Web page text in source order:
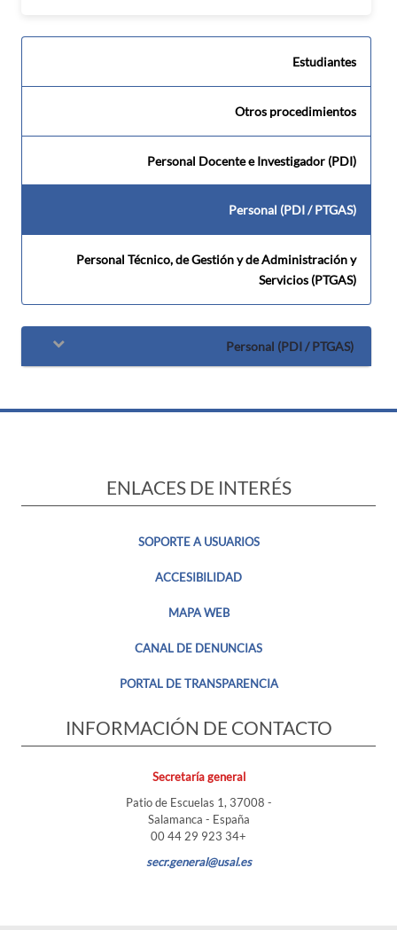
Estudiantes
Otros procedimientos
Personal Docente e Investigador (PDI)
Personal (PDI / PTGAS)
Personal Técnico, de Gestión y de Administración y
Servicios (PTGAS)
Personal (PDI / PTGAS)
ENLACES DE INTERÉS
SOPORTE A USUARIOS
ACCESIBILIDAD
MAPA WEB
CANAL DE DENUNCIAS
PORTAL DE TRANSPARENCIA
INFORMACIÓN DE CONTACTO
Secretaría general
Patio de Escuelas 1, 37008 -
Salamanca - España
+34 923 29 44 00
secr.general@usal.es